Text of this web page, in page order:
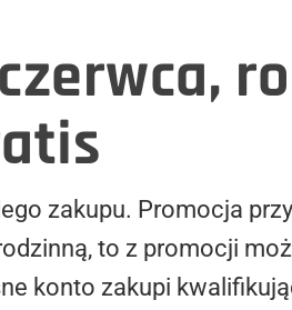
zakupu. Promocja
to z promocji
konto zakupi